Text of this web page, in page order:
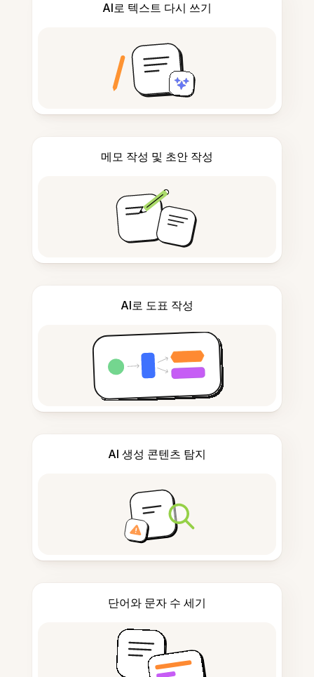
AI로 텍스트 다시 쓰기
메모 작성 및 초안 작성
AI로 도표 작성
AI 생성 콘텐츠 탐지
단어와 문자 수 세기